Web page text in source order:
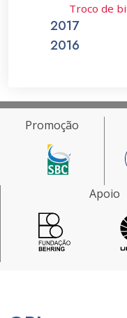
Troco de
2017
2016
Promoção
Apoio